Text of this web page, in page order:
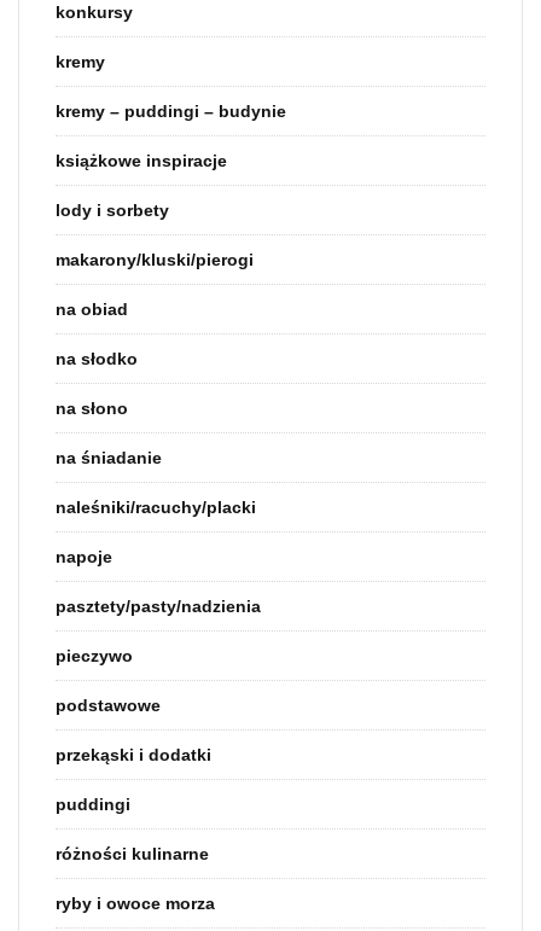
konkursy
kremy
kremy – puddingi – budynie
książkowe inspiracje
lody i sorbety
makarony/kluski/pierogi
na obiad
na słodko
na słono
na śniadanie
naleśniki/racuchy/placki
napoje
pasztety/pasty/nadzienia
pieczywo
podstawowe
przekąski i dodatki
puddingi
różności kulinarne
ryby i owoce morza